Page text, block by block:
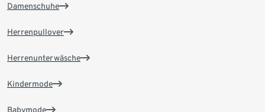
Damenschuhe
Herrenpullover
Herrenunterwäsche
Kindermode
Babymode